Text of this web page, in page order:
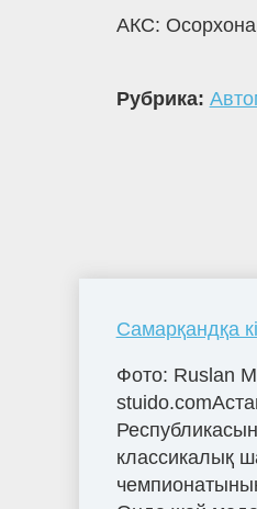
АКС:
Рубрика:
Самарқандқа
Фото: Ruslan
классикалық